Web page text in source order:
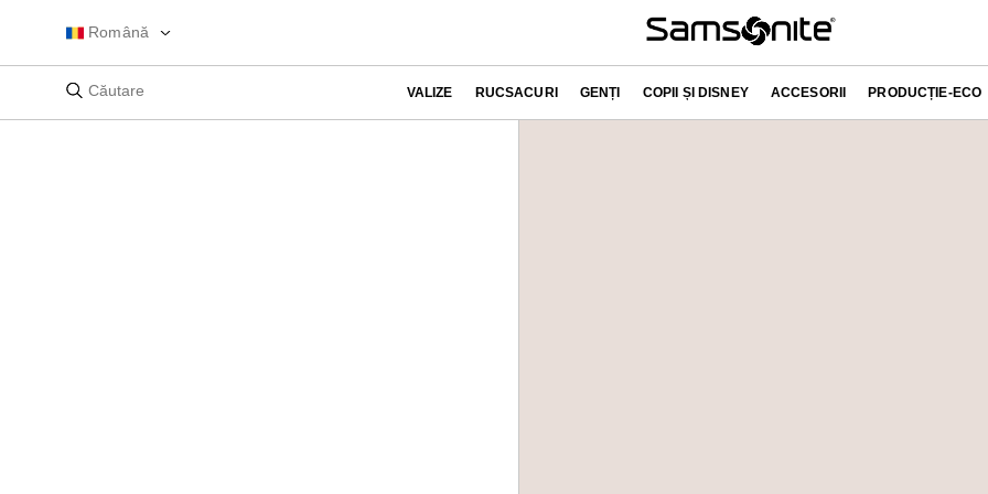
Română
VALIZE RUCSACURI GENȚI COPII ȘI DISNEY ACCESORII PRODUCȚIE-ECO